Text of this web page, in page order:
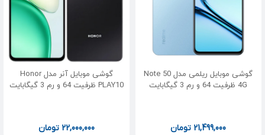
گوشی موبایل ریلمی مدل Note 50
4G ظرفیت 64 و رم 3 گیگابایت
21,499,000 تومان
گوشی موبایل آنر مدل Honor
PLAY10 ظرفیت 64 و رم 3 گیگابایت
22,000,000 تومان